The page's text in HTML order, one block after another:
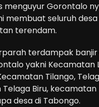
menguyur Gorontalo
membuat seluruh
terendam.
terdampak banjir
yakni Kecamatan
Tilango,
Biru, kecamatan
desa di Tabongo.